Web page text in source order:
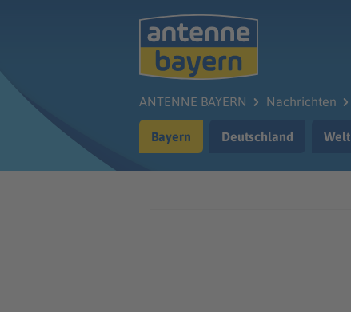
ANTENNE BAYERN Nachrichten
Bayern Deutschland Welt